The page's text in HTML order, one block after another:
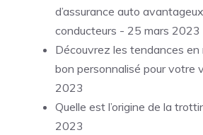
d’assurance auto
conducteurs - 25 mars 2023
Découvrez les tendances
bon personnalisé pour votre
2023
Quelle est l’origine de la
2023